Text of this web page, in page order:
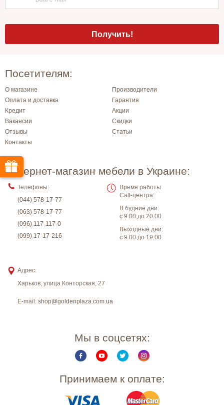
Посетителям:
О магазине
Производители
Оплата и доставка
Гарантия
Кредит
Акции
Вакансии
Скидки
Отзывы
Статьи
Контакты
Интернет-магазин мебели в Украине:
Телефоны:
(044) 578-17-77
(063) 578-17-77
(096) 117-117-0
(099) 17-17-216
Время работы
Call-центра:
В будние дни:
с 9.00 до 20.00
Выходные дни:
с 9.00 до 19.00
Адрес:
Харьков, улица Конторская, 27
E-mail: shop@goldenplaza.com.ua
Мы в соцсетях:
Принимаем к оплате: